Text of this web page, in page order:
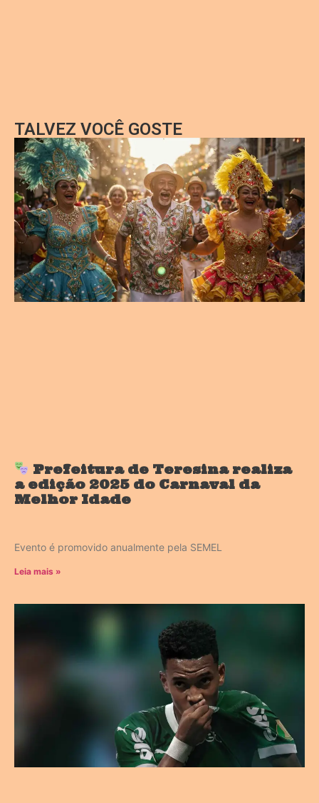
TALVEZ VOCÊ GOSTE
Prefeitura de Teresina realiza
a edição 2025 do Carnaval da
Melhor Idade
Evento é promovido anualmente pela SEMEL
Leia mais »